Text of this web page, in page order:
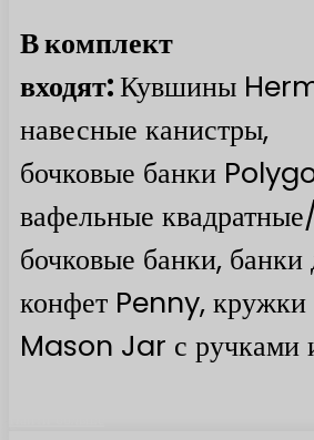
В комплект
входят:Кувшины
навесные канистры,
бочковые банки
вафельные квадратные/
бочковые банки, банки
конфет Penny, кружки
Mason Jar с ручками